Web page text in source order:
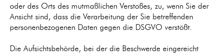
oder des Orts des mutmaßlichen Verstoßes, zu, wenn Sie der
Ansicht sind, dass die Verarbeitung der Sie betreffenden
personenbezogenen Daten gegen die DSGVO verstößt.
Die Aufsichtsbehörde, bei der die Beschwerde eingereicht